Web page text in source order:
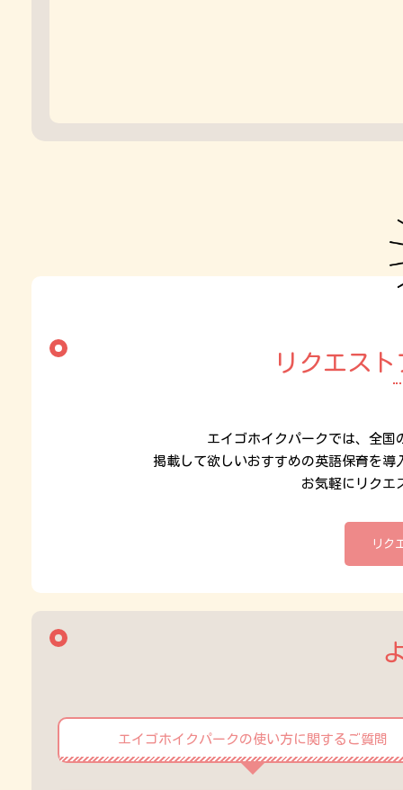
リクエス
エイゴホイクパークでは、全国
掲載して欲しいおすすめの英語保育を
お気軽にリクエ
リク
エイゴホイクパークの使い方に関するご質問